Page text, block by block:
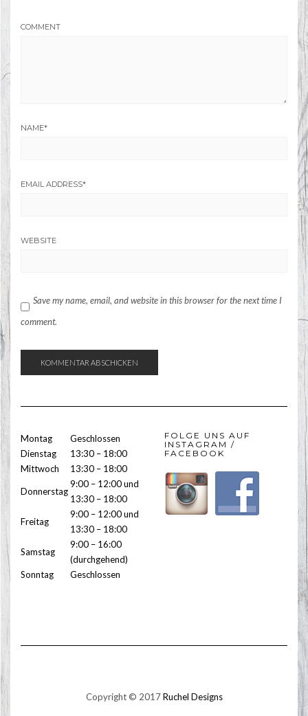
COMMENT
NAME*
EMAIL ADDRESS*
WEBSITE
Save my name, email, and website in this browser for the next time I
comment.
Montag
Geschlossen
Dienstag
13:30 – 18:00
Mittwoch
13:30 – 18:00
Donnerstag
9:00 – 12:00 und
13:30 – 18:00
Freitag
9:00 – 12:00 und
13:30 – 18:00
Samstag
9:00 – 16:00
(durchgehend)
Sonntag
Geschlossen
FOLGE UNS AUF
INSTAGRAM /
FACEBOOK
Copyright © 2017Ruchel Designs